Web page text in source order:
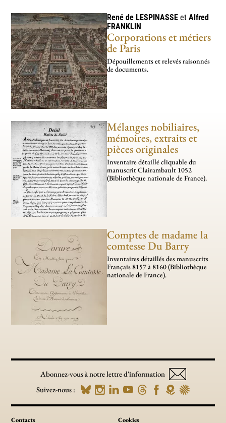
Documents administratifs 1 Documents comptables 2
Thèmes
Fêtes, cérémonies et étiquette 1
Périodes
1610-1643 – règne de Louis XIII 2
1715-1723 – régence du duc d’Orléans
René de LESPINASSE etAlfred
FRANKLIN
Corporations et métiers
de Paris
Dépouillements et relevés raisonnés
de documents.
Mélanges nobiliaires,
mémoires, extraits et
pièces originales
Inventaire détaillé cli­­qua­­ble du
manus­­crit Clairambault 1052
(Bibliothèque nationale de France).
Comptes de madame la
comtesse Du Barry
Inventaires détaillés des manuscrits
Français 8157 à 8160 (Bibliothèque
nationale de France).
Abonnez-vous à notre lettre d'information
Suivez-nous :
Contacts Cookies